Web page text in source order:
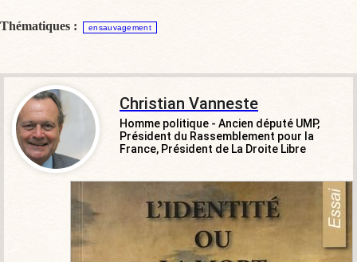
Thématiques : ensauvagement
Christian Vanneste
Homme politique - Ancien député UMP,
Président du Rassemblement pour la
France, Président de La Droite Libre